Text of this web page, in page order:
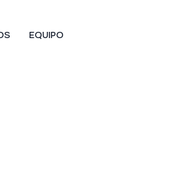
EQUIPO